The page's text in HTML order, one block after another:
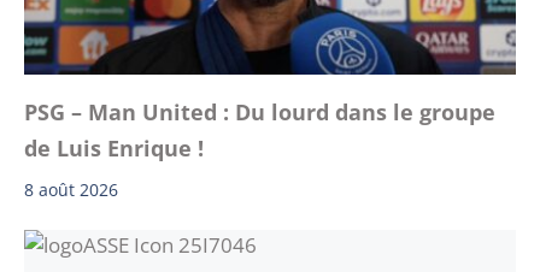
PSG – Man United : Du lourd dans le groupe
de Luis Enrique !
8 août 2026